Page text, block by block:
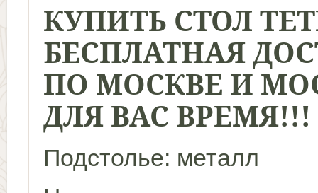
КУПИТЬ СТОЛ
БЕСПЛАТНАЯ
ПО МОСКВЕ И
ДЛЯ ВАС ВРЕМЯ!!!
Подстолье: металл